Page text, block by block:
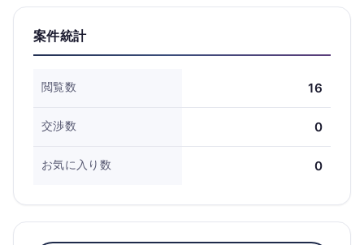
案件統計
閲覧数 16
交渉数 0
お気に入り数 0